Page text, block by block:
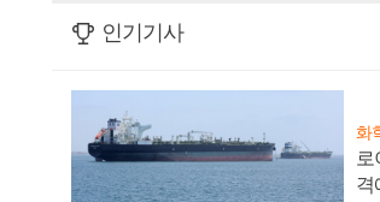
인기기사
화
격